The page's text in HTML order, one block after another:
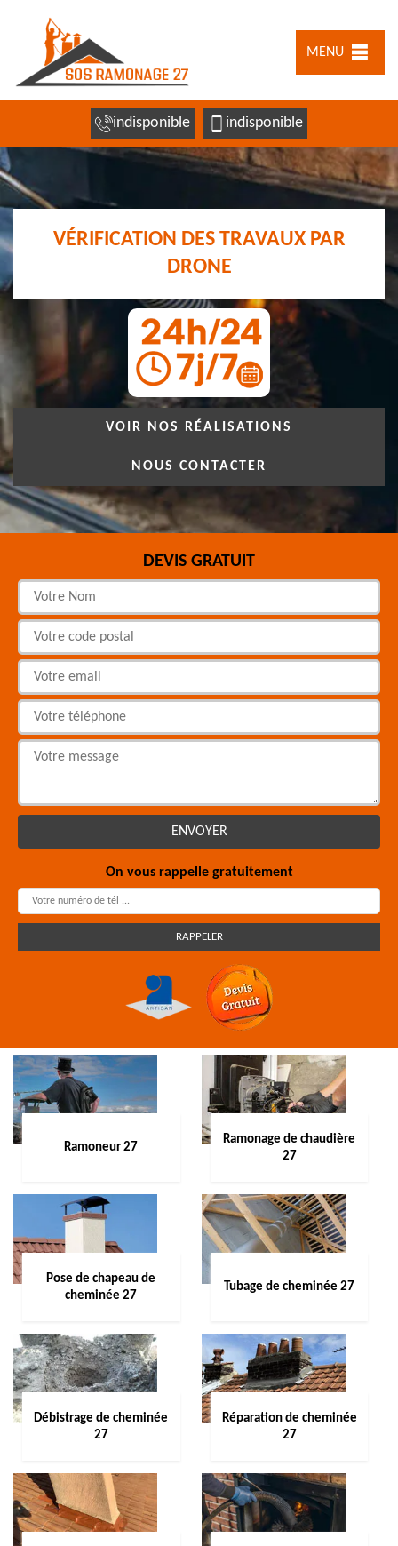
MENU
indisponible indisponible
VÉRIFICATION DES TRAVAUX PAR
DRONE
VOIR NOS RÉALISATIONS
NOUS CONTACTER
DEVIS GRATUIT
On vous rappelle gratuitement
Ramoneur 27
Ramonage de chaudière
27
Pose de chapeau de
cheminée 27
Tubage de cheminée 27
Débistrage de cheminée
27
Réparation de cheminée
27